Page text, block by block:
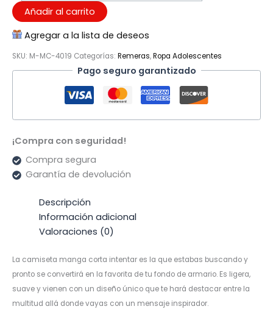
corta
Intentar
cantidad
Añadir al carrito
Agregar a la lista de deseos
SKU: M-MC-4019 Categorías: Remeras,Ropa Adolescentes
Pago seguro garantizado
¡Compra con seguridad!
Compra segura
Garantía de devolución
Descripción
Información adicional
Valoraciones (0)
La camiseta manga corta intentar es la que estabas buscando y
pronto se convertirá en la favorita de tu fondo de armario. Es ligera,
suave y vienen con un diseño único que te hará destacar entre la
multitud allá donde vayas con un mensaje inspirador.